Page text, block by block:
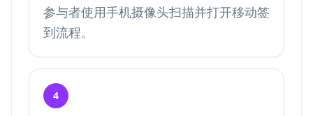
参与者使用手机摄像头扫描并打开移动签
到流程。
4